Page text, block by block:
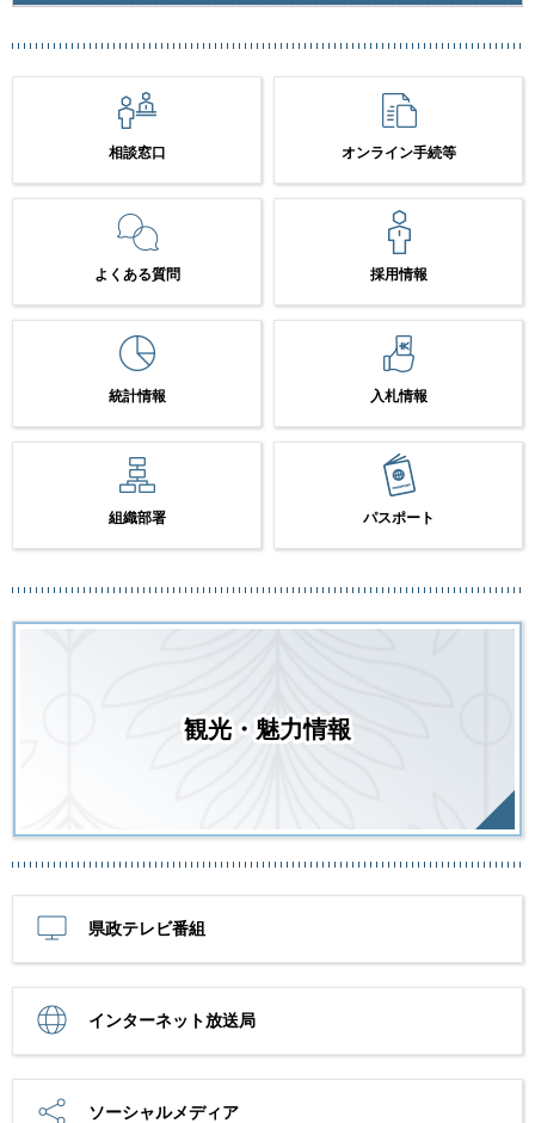
相談窓口 オンライン手続等
よくある質問 採用情報
統計情報 入札情報
組織部署 パスポート
観光・魅力情報
県政テレビ番組
インターネット放送局
ソーシャルメディア